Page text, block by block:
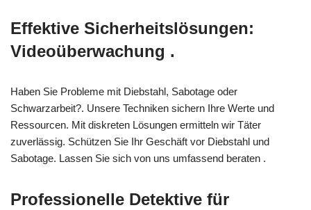
Effektive Sicherheitslösungen:
Videoüberwachung .
Haben Sie Probleme mit Diebstahl, Sabotage oder
Schwarzarbeit?. Unsere Techniken sichern Ihre Werte und
Ressourcen. Mit diskreten Lösungen ermitteln wir Täter
zuverlässig. Schützen Sie Ihr Geschäft vor Diebstahl und
Sabotage. Lassen Sie sich von uns umfassend beraten .
Professionelle Detektive für